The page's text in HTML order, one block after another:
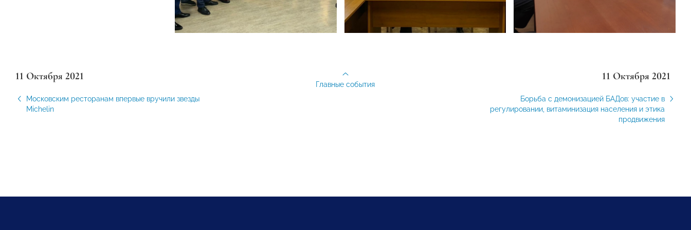
11 Октября 2021
Московским ресторанам впервые вручили звезды
Michelin
11 Октября 2021
Борьба с демонизацией БАДов: участие в
регулировании, витаминизация населения и этика
продвижения
Главные события